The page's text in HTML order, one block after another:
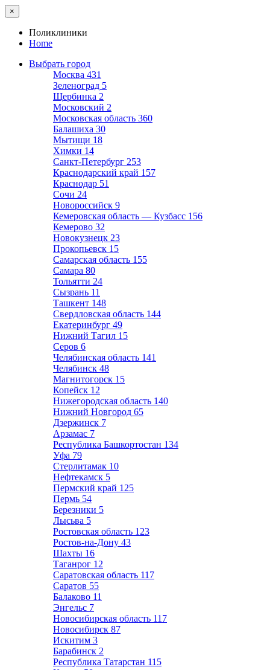
×
Поликлиники
Home
Выбрать город
Москва 431
Зеленоград 5
Щербинка 2
Московский 2
Московская область 360
Балашиха 30
Мытищи 18
Химки 14
Санкт-Петербург 253
Краснодарский край 157
Краснодар 51
Сочи 24
Новороссийск 9
Кемеровская область — Кузбасс 156
Кемерово 32
Новокузнецк 23
Прокопьевск 15
Самарская область 155
Самара 80
Тольятти 24
Сызрань 11
Ташкент 148
Свердловская область 144
Екатеринбург 49
Нижний Тагил 15
Серов 6
Челябинская область 141
Челябинск 48
Магнитогорск 15
Копейск 12
Нижегородская область 140
Нижний Новгород 65
Дзержинск 7
Арзамас 7
Республика Башкортостан 134
Уфа 79
Стерлитамак 10
Нефтекамск 5
Пермский край 125
Пермь 54
Березники 5
Лысьва 5
Ростовская область 123
Ростов-на-Дону 43
Шахты 16
Таганрог 12
Саратовская область 117
Саратов 55
Балаково 11
Энгельс 7
Новосибирская область 117
Новосибирск 87
Искитим 3
Барабинск 2
Республика Татарстан 115